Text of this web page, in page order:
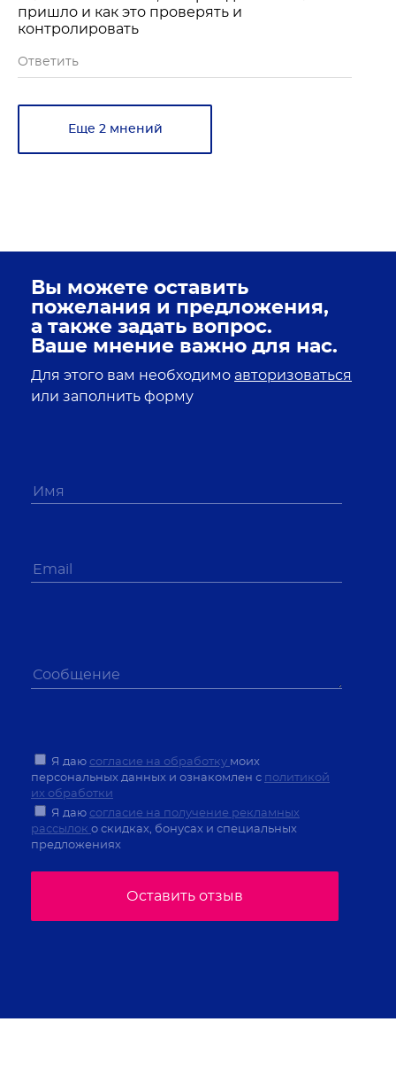
пришло и как это проверять и
контролировать
Ответить
Еще 2 мнений
Вы можете оставить
пожелания и предложения,
а также задать вопрос.
Ваше мнение важно для нас.
Для этого вам необходимо авторизоваться
или заполнить форму
Я даю согласие на обработку моих
персональных данных и ознакомлен с политикой
их обработки
Я даю согласие на получение рекламных
рассылок о скидках, бонусах и специальных
предложениях
Оставить отзыв